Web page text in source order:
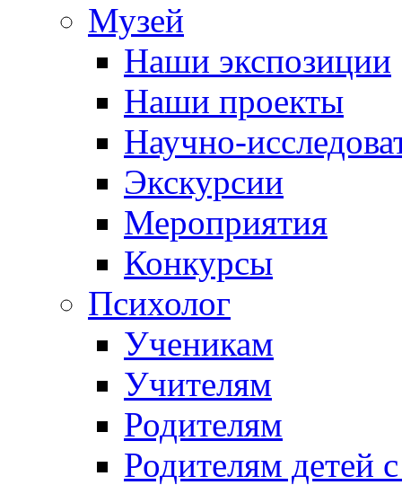
Музей
Наши экспозиции
Наши проекты
Научно-
Экскурсии
Мероприятия
Конкурсы
Психолог
Ученикам
Учителям
Родителям
Родителям детей